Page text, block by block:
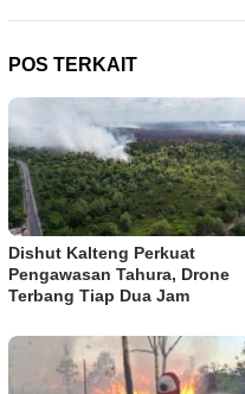
POS TERKAIT
Dishut Kalteng Perkuat
Pengawasan Tahura, Drone
Terbang Tiap Dua Jam